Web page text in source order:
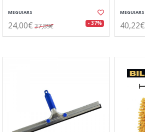
MEGUIARS
24,00€ 37,89€ - 37%
MEGUIARS
40,22€